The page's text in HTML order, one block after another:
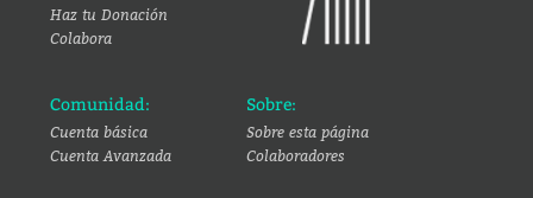
Haz tu Donación
Colabora
Comunidad:
Cuenta básica
Cuenta Avanzada
Sobre:
Sobre esta página
Colaboradores